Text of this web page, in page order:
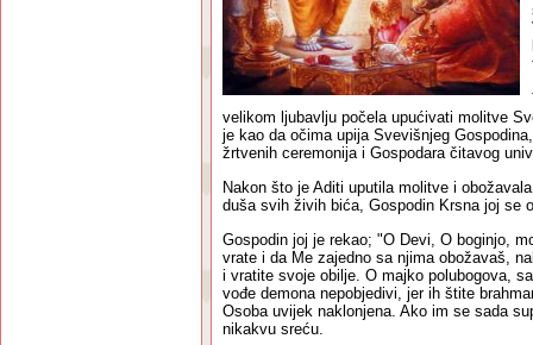
velikom ljubavlju počela upućivati molitve
je kao da očima upija Svevišnjeg
žrtvenih ceremonija i Gospodara čitavog
Nakon što je Aditi uputila molitve i
duša svih živih bića, Gospodin Krsna joj se
Gospodin joj je rekao; "O Devi, O boginjo,
vrate i da Me zajedno sa njima obožavaš,
i vratite svoje obilje. O majko polubogova,
vođe demona nepobjedivi, jer ih štite
Osoba uvijek naklonjena. Ako im se sada
nikakvu sreću.